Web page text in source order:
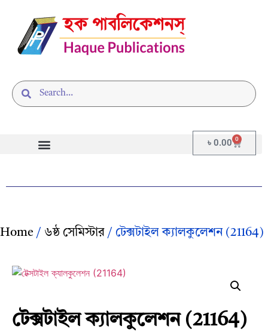
৳ 0.00 0
Home / ৬ষ্ঠ সেমিস্টার / টেক্সটাইল ক্যালকুলেশন (21164)
টেক্সটাইল ক্যালকুলেশন (21164)